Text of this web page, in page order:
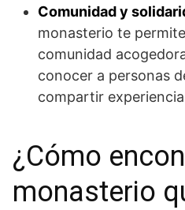
Comunidad y
monasterio te
comunidad
conocer a personas
compartir
¿Cómo
monasterio